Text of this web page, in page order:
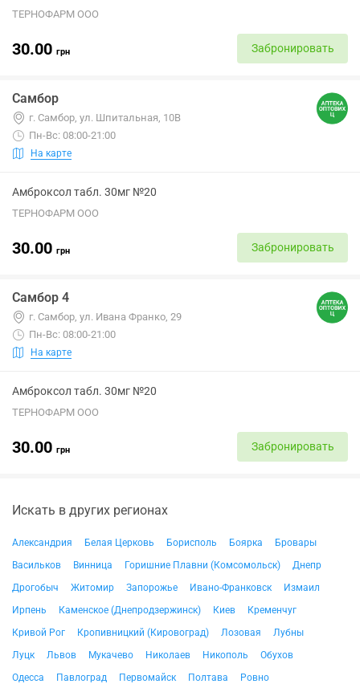
ТЕРНОФАРМ ООО
30.00 грн Забронировать
Самбор
г. Самбор, ул. Шпитальная, 10В
Пн-Вс: 08:00-21:00
На карте
Амброксол табл. 30мг №20
ТЕРНОФАРМ ООО
30.00 грн Забронировать
Самбор 4
г. Самбор, ул. Ивана Франко, 29
Пн-Вс: 08:00-21:00
На карте
Амброксол табл. 30мг №20
ТЕРНОФАРМ ООО
30.00 грн Забронировать
Искать в других регионах
Александрия Белая Церковь Борисполь Боярка
Бровары
Васильков
Винница Горишние Плавни (Комсомольск)
Днепр
Дрогобыч
Житомир Запорожье Ивано-Франковск
Измаил
Ирпень
Каменское (Днепродзержинск) Киев
Кременчуг
Кривой Рог
Кропивницкий (Кировоград) Лозовая
Лубны
Луцк
Львов Мукачево Николаев Никополь
Обухов
Одесса
Павлоград Первомайск Полтава
Ровно